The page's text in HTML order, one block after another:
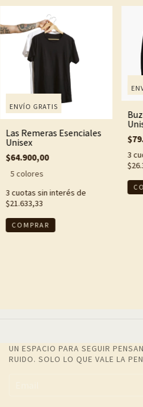
ENVÍO GRATIS
Las Remeras Esenciales
Unisex
$64.900,00
5 colores
3 cuotas sin interés de
$21.633,33
COMPRAR
3
UN ESPACIO PARA SEGUIR
RUIDO. SOLO LO QUE VALE LA